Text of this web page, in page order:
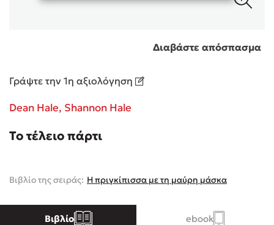
Ιωάννης Γλωσσόπουλος
Διαβάστε απόσπασμα
Γράψτε την 1η αξιολόγηση
Dean Hale, Shannon Hale
Το τέλειο πάρτι
Βιβλίο της σειράς: Η πριγκίπισσα με τη μαύρη μάσκα
Βιβλίο ebook